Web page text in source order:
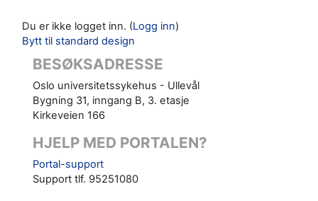
Du er ikke logget inn. (Logg inn)
Bytt til standard design
BESØKSADRESSE
Oslo universitetssykehus - Ullevål
Bygning 31, inngang B, 3. etasje
Kirkeveien 166
HJELP MED PORTALEN?
Portal-support
Support tlf. 95251080